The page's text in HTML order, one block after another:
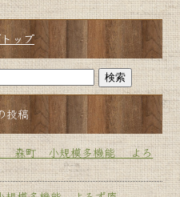
ップ
投稿
小規模多機能 よろ